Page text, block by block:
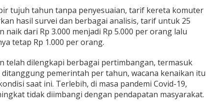
tujuh tahun tanpa penyesuaian, tarif kereta komuter
hasil survei dan berbagai analisis, tarif untuk 25
dari Rp 3.000 menjadi Rp 5.000 per orang lalu
tetap Rp 1.000 per orang.
telah dilengkapi berbagai pertimbangan, termasuk
pemerintah per tahun, wacana kenaikan itu
saat ini. Terlebih, di masa pandemi Covid-19,
tidak diimbangi dengan pendapatan masyarakat.